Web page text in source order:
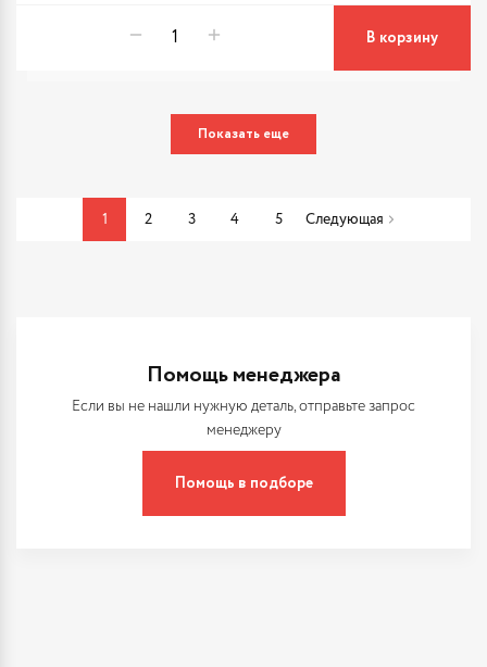
В корзину
Показать еще
1 2 3 4 5 Следующая
Помощь менеджера
Если вы не нашли нужную деталь, отправьте запрос
менеджеру
Помощь в подборе